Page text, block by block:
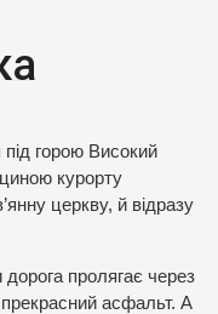
горою Високий
курорту
церкву, й відразу
пролягає через
асфальт. А